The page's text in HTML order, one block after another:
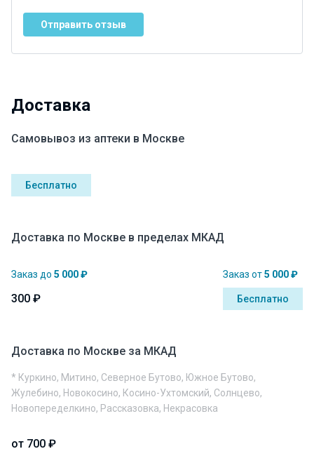
Отправить отзыв
Доставка
Самовывоз из аптеки в Москве
Бесплатно
Доставка по Москве в пределах МКАД
Заказ до 5 000 ₽
300 ₽
Заказ от5 000 ₽
Бесплатно
Доставка по Москве за МКАД
* Куркино, Митино, Северное Бутово, Южное Бутово,
Жулебино, Новокосино, Косино-Ухтомский, Солнцево,
Новопеределкино, Рассказовка, Некрасовка
от 700 ₽